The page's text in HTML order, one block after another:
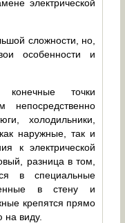
электрической
сложности, но,
особенности и
точки
непосредственно
холодильники,
наружные, так и
к электрической
разница в том,
в специальные
в стену и
крепятся прямо
на виду.